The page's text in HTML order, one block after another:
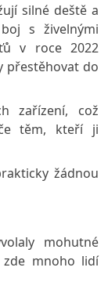
silné deště a
s živelnými
v roce 2022
přestěhovat do
zařízení, což
těm, kteří ji
žádnou
mohutné
zde mnoho lidí